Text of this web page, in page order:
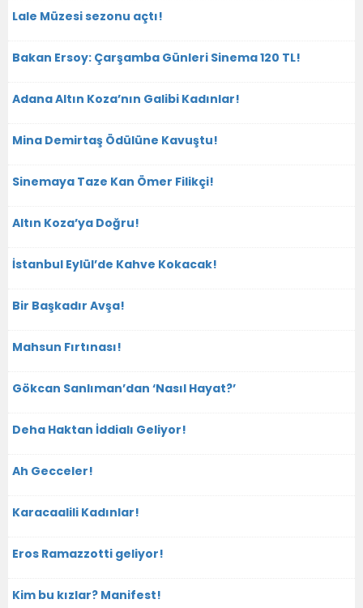
Lale Müzesi sezonu açtı!
Bakan Ersoy: Çarşamba Günleri Sinema 120 TL!
Adana Altın Koza’nın Galibi Kadınlar!
Mina Demirtaş Ödülüne Kavuştu!
Sinemaya Taze Kan Ömer Filikçi!
Altın Koza’ya Doğru!
İstanbul Eylül’de Kahve Kokacak!
Bir Başkadır Avşa!
Mahsun Fırtınası!
Gökcan Sanlıman’dan ‘Nasıl Hayat?’
Deha Haktan İddialı Geliyor!
Ah Gecceler!
Karacaalili Kadınlar!
Eros Ramazzotti geliyor!
Kim bu kızlar? Manifest!